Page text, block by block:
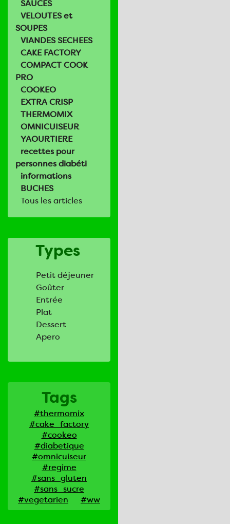
SAUCES
VELOUTES et
SOUPES
VIANDES SECHEES
CAKE FACTORY
COMPACT COOK
PRO
COOKEO
EXTRA CRISP
THERMOMIX
OMNICUISEUR
YAOURTIERE
recettes pour
personnes diabéti
informations
BUCHES
Tous les articles
Types
Petit déjeuner
Goûter
Entrée
Plat
Dessert
Apero
Tags
#thermomix
#cake_factory
#cookeo
#diabetique
#omnicuiseur
#regime
#sans_gluten
#sans_sucre
#vegetarien
#ww